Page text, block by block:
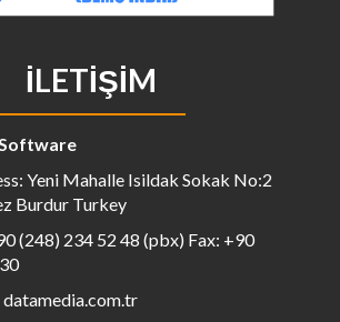
İLETIŞIM
Yeni Mahalle Isildak Sokak No:2
Burdur Turkey
(248) 234 52 48 (pbx) Fax: +90
datamedia.com.tr